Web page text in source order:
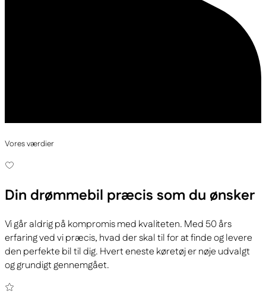
Vores værdier
Din drømmebil præcis som du ønsker
Vi går aldrig på kompromis med kvaliteten. Med 50 års
erfaring ved vi præcis, hvad der skal til for at finde og levere
den perfekte bil til dig. Hvert eneste køretøj er nøje udvalgt
og grundigt gennemgået.